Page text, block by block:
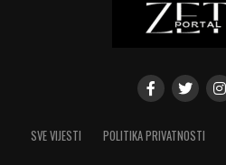
SVE VIJESTI POLITIKA PRIVATNOSTI